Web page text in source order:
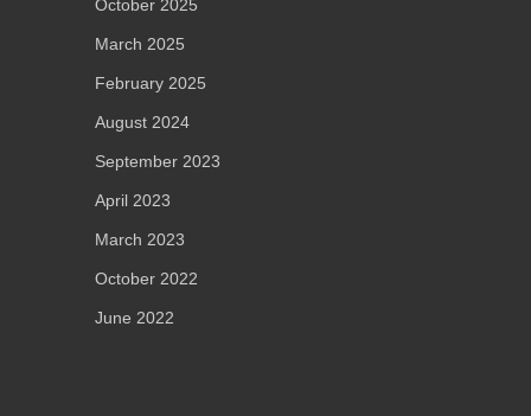
October 2025
March 2025
February 2025
August 2024
September 2023
April 2023
March 2023
October 2022
June 2022